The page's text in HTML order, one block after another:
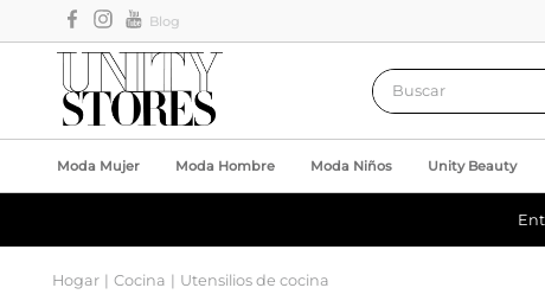
Blog
Buscar
Moda Mujer Moda Hombre Moda Niños Unity Beauty
Hogar Cocina Utensilios de cocina